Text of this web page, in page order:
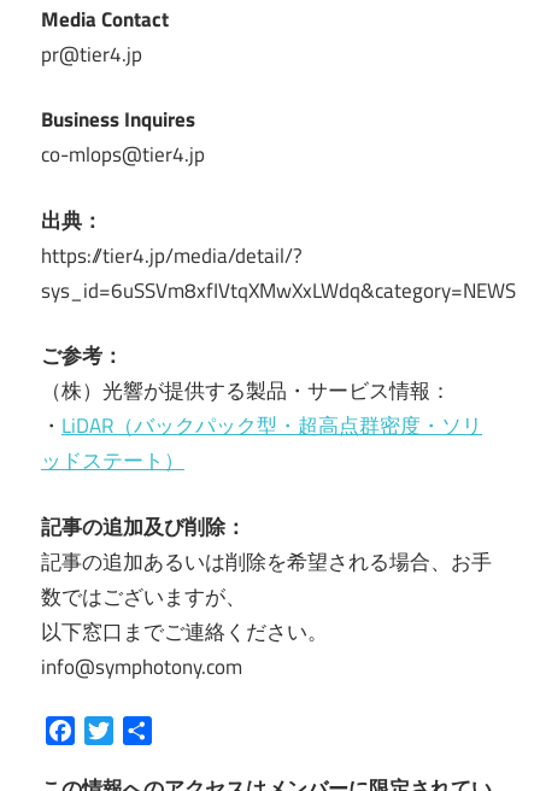
Media Contact
pr@tier4.jp
Business Inquires
co-mlops@tier4.jp
出典：
https://tier4.jp/media/detail/?
sys_id=6uSSVm8xfIVtqXMwXxLWdq&category=NEWS
ご参考：
（株）光響が提供する製品・サービス情報：
・ LiDAR（バックパック型・超高点群密度・ソリ
ッドステート）
記事の追加及び削除：
記事の追加あるいは削除を希望される場合、お手
数ではございますが、
以下窓口までご連絡ください。
info@symphotony.com
FacebookTwitter